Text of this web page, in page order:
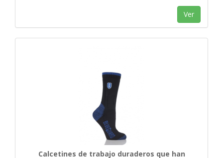
Ver
Calcetines de trabajo duraderos que han